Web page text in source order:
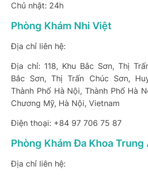
Chủ nhật: 24h
Phòng Khám Nhi Việt
Địa chỉ liên hệ:
Địa chỉ: 118, Khu Bắc Sơn, Thị
Bắc Sơn, Thị Trấn Chúc Sơn,
Thành Phố Hà Nội, Thành Phố Hà
Chương Mỹ, Hà Nội, Vietnam
Điện thoại: +84 97 706 75 87
Phòng Khám Đa Khoa Trung
Địa chỉ liên hệ: